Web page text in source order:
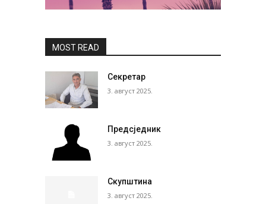
MOST READ
Секретар
3. август 2025.
Предсједник
3. август 2025.
Скупштина
3. август 2025.